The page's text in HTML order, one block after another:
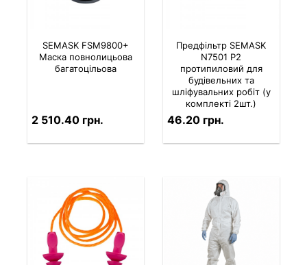
SEMASK FSM9800+
Маска повнолицьова
багатоцільова
2 510.40 грн.
Предфільтр SEMASK
N7501 P2
протипиловий для
будівельних та
шліфувальних робіт (у
комплекті 2шт.)
46.20 грн.